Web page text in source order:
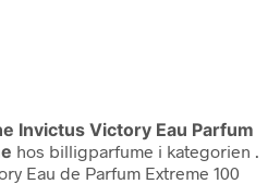
Invictus Victory Eau Parfum
hos billigparfume i kategorien .
Eau de Parfum Extreme 100